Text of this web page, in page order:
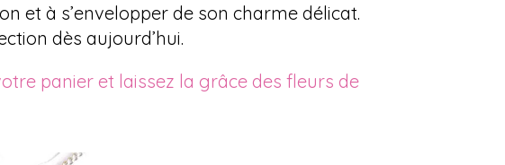
et à s’envelopper de son charme délicat.
dès aujourd’hui.
panier et laissez la grâce des fleurs de